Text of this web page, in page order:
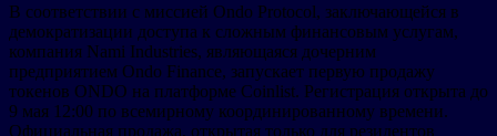
В соответствии с миссией Ondo Protocol, заключающейся в
демократизации доступа к сложным финансовым услугам,
компания Nami Industries, являющаяся дочерним
предприятием Ondo Finance, запускает первую продажу
токенов ONDO на платформе Coinlist. Регистрация открыта до
9 мая 12:00 по всемирному координированному времени.
Официальная продажа, открытая только для резидентов